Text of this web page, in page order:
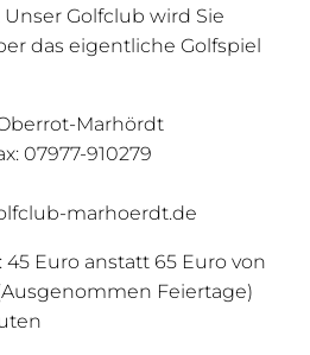
Golfclub wird Sie
das eigentliche Golfspiel
Marhördt
07977-910279
marhoerdt.de
45 Euro anstatt 65 Euro von
Feiertage)